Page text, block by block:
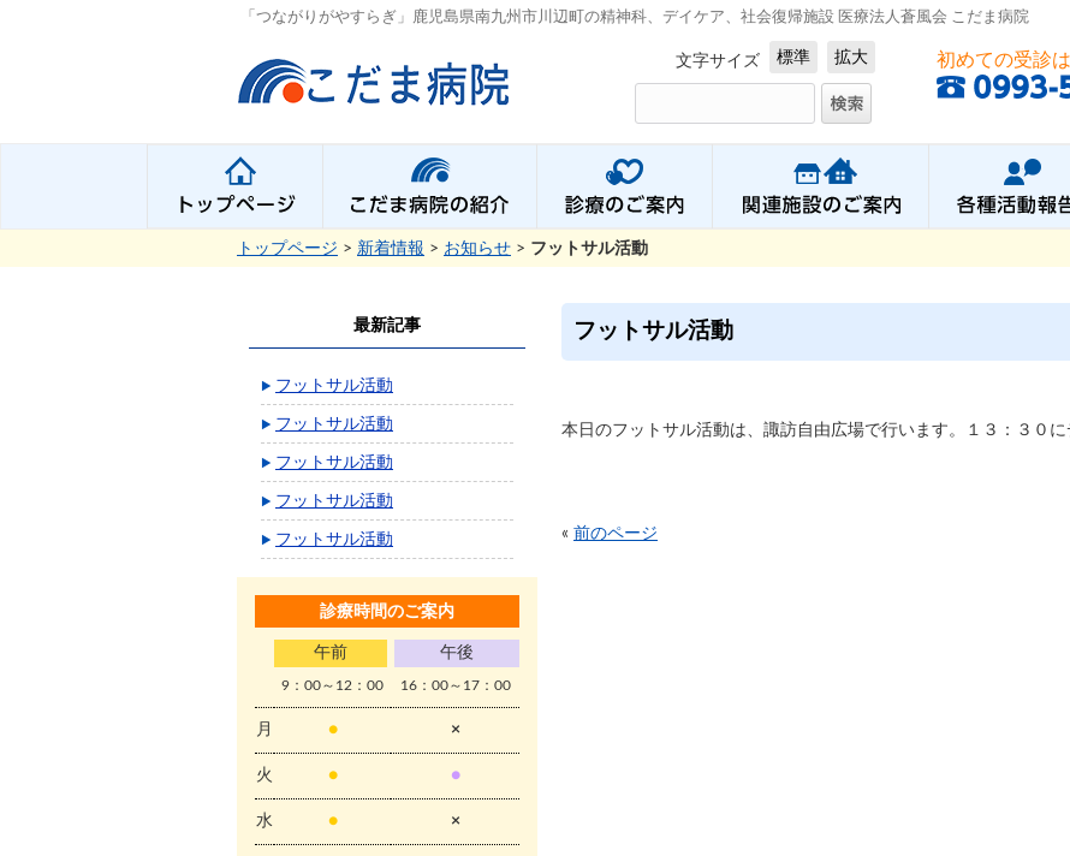
「つながりがやすらぎ」鹿児島県南九州市川辺町の精神科、デイケア、社会復帰施設 医療法人蒼風会 こだま病院
文字サイズ 標準 拡大 初めての受診
トップページ > 新着情報 > お知らせ > フットサル活動
フットサル活動
本日のフットサル活動は、諏訪自由広場で行います。１３：３０に
« 前のページ
最新記事
フットサル活動
フットサル活動
フットサル活動
フットサル活動
フットサル活動
診療時間のご案内
午前 午後
9：00～12：00 16：00～17：00
月 ● ×
火 ● ●
水 ● ×